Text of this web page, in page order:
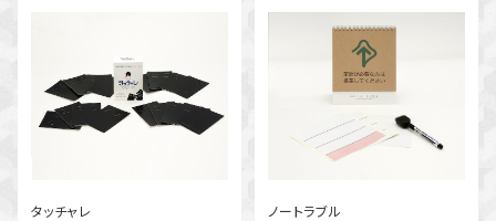
タッチャレ ノートラブル